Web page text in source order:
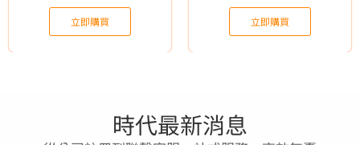
立即購買 立即購買
時代最新消息